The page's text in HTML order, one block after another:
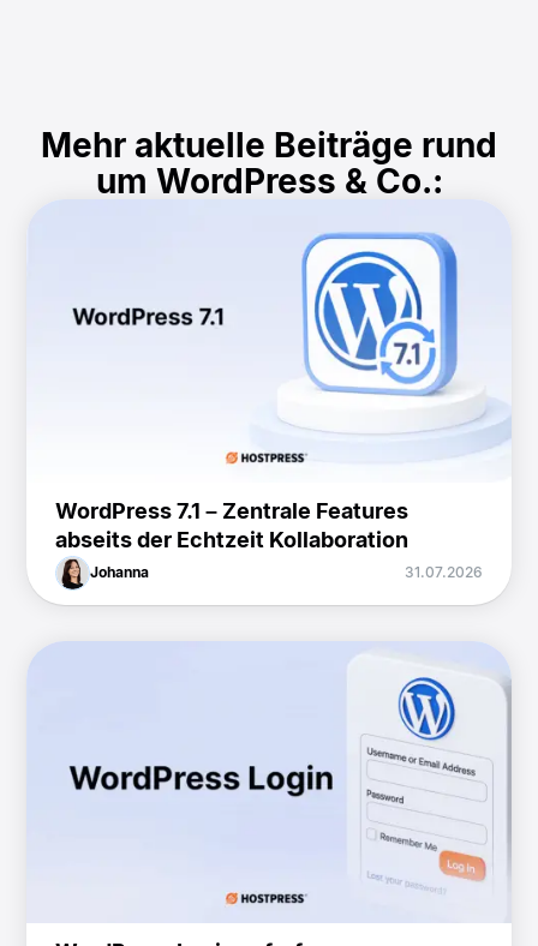
Mehr aktuelle Beiträge rund
um WordPress & Co.:
WordPress 7.1 – Zentrale Features
abseits der Echtzeit Kollaboration
Johanna 31.07.2026